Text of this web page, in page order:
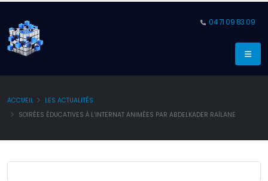
04 71 09 83 09
ACCUEIL
LES ACTUALITÉS
SOIRÉES ÉDUCATIVES À L’INTERNAT ANIMÉES PAR ABDELKADER RAÏLANE